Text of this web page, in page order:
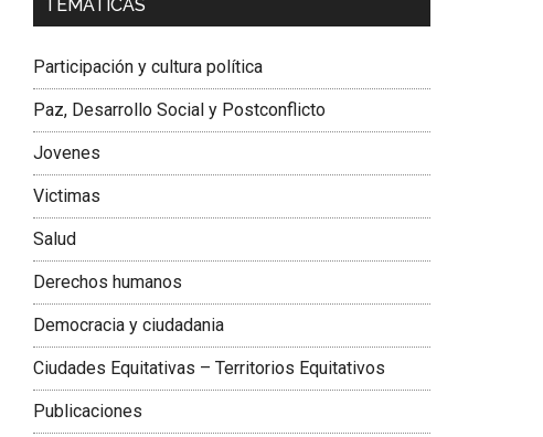
Latinoamericana Sur, Vicepresidenta Federación
TEMÁTICAS
Participación y cultura política
Paz, Desarrollo Social y Postconflicto
Jovenes
Victimas
Salud
Derechos humanos
Democracia y ciudadania
Ciudades Equitativas – Territorios Equitativos
Publicaciones